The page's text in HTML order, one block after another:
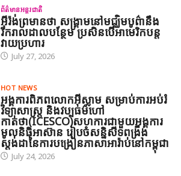
ព័ត៌មានអន្តរជាតិ
អ៊ីរ៉ង់ព្រមានថា សង្គ្រាមនៅមជ្ឈិមបូព៌ានឹង
រីករាលដាលបន្ថែម ប្រសិនបើអាមេរិកបន្ត
វាយប្រហារ
July 27, 2026
HOT NEWS
អង្គការពិភពលោកអ៊ីស្លាម សម្រាប់ការអប់រំ
វិទ្យាសាស្ត្រ និងវប្បធម៌ហៅ
កាត់ថា(ICESCO)សហការជាមួយអង្គការ
មូលនិធិអាស៊ាន រៀបចំសន្និសីទពង្រឹង
ស្តង់ដានៃការបង្រៀនភាសាអារ៉ាប់នៅកម្ពុជា
July 24, 2026